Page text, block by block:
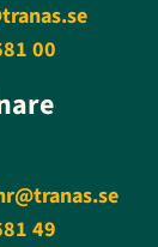
00
49